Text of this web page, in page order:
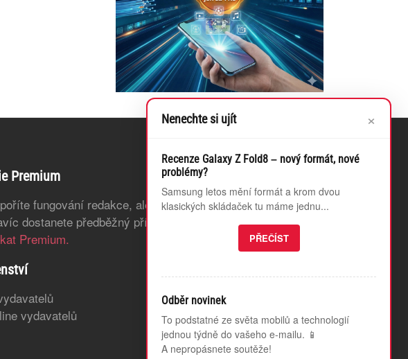
Premium
fungování redakce, ale také odstraníme bannerovou
dostanete předběžný přístup k článkům, které teprve
Premium.
vydavatelů
Nenechte si ujít ×
Recenze Galaxy Z Fold8 – nový formát, nové
problémy?
Samsung letos mění formát a krom dvou
klasických skládaček tu máme jednu...
PŘEČÍST
Odběr novinek
To podstatné ze světa mobilů a technologií
jednou týdně do vašeho e-mailu. 📱
A nepropásnete soutěže!